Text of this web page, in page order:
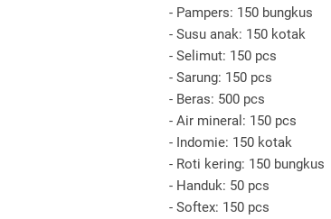
- Pampers: 150 bungkus
- Susu anak: 150 kotak
- Selimut: 150 pcs
- Sarung: 150 pcs
- Beras: 500 pcs
- Air mineral: 150 pcs
- Indomie: 150 kotak
- Roti kering: 150 bungkus
- Handuk: 50 pcs
- Softex: 150 pcs